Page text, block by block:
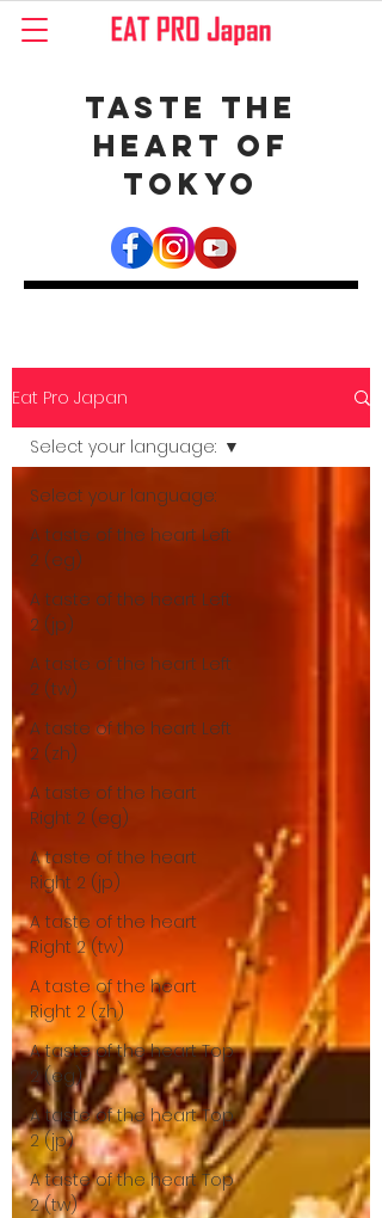
Taste the
Heart of
Tokyo
Eat Pro Japan
Select your language:
A taste of the heart Left
2 (eg)
A taste of the heart Left
2 (jp)
A taste of the heart Left
2 (tw)
A taste of the heart Left
2 (zh)
A taste of the heart
Right 2 (eg)
A taste of the heart
Right 2 (jp)
A taste of the heart
Right 2 (tw)
A taste of the heart
Right 2 (zh)
A taste of the heart Top
2 (eg)
A taste of the heart Top
2 (jp)
A taste of the heart Top
2 (tw)
Select your language: